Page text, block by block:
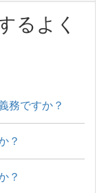
るよく
務ですか？
？
？